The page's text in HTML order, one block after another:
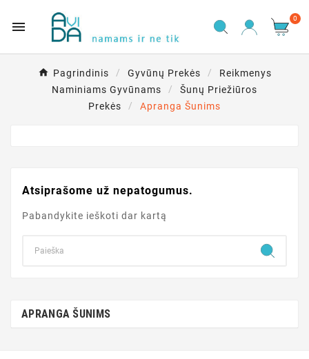

0
Pagrindinis Gyvūnų Prekės
Reikmenys
Naminiams Gyvūnams
Šunų Priežiūros
Prekės
Apranga Šunims
Atsiprašome už nepatogumus.
Pabandykite ieškoti dar kartą
APRANGA ŠUNIMS